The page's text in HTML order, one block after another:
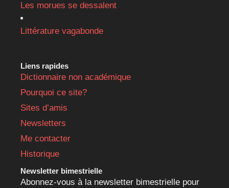
Les morues se dessalent
Littérature vagabonde
Liens rapides
Dictionnaire non académique
Pourquoi ce site?
Sites d’amis
Newsletters
Me contacter
Historique
Newsletter bimestrielle
Abonnez-vous à la newsletter bimestrielle pour